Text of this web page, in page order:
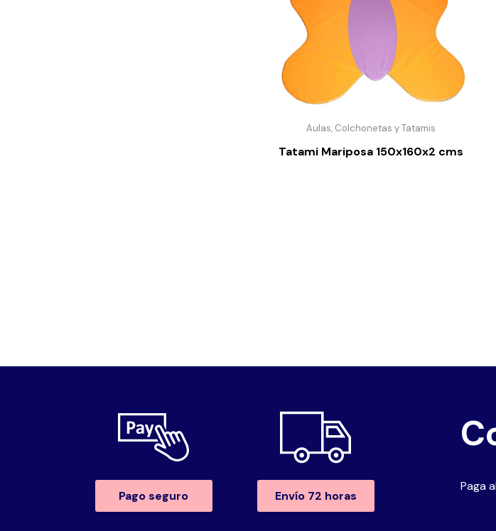
Aulas, Colchonetas y Tatamis
Tatami Mariposa 150x160x2 cms
Pago seguro Envío 72 horas
Paga